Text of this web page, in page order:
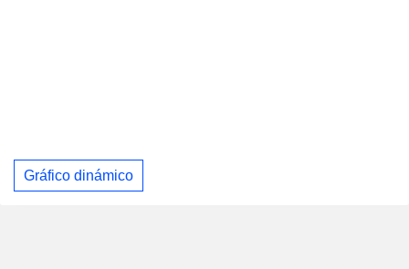
Gráfico dinámico